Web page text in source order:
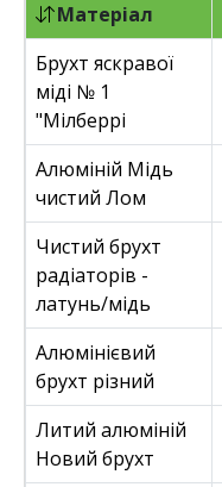
Матеріал
Брухт яскравої
міді № 1
"Мілберрі
Алюміній Мідь
чистий Лом
Чистий брухт
радіаторів -
латунь/мідь
Алюмінієвий
брухт різний
Литий алюміній
Новий брухт